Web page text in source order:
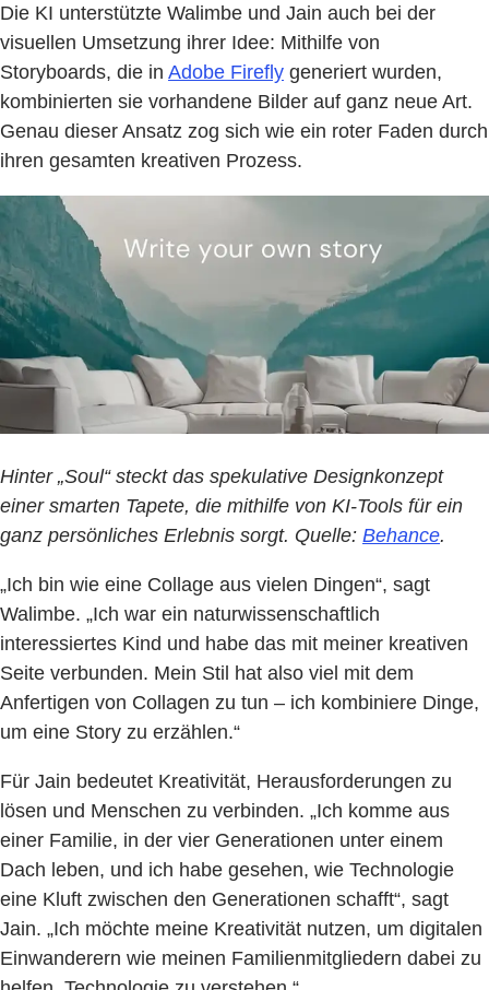
Die KI unterstützte Walimbe und Jain auch bei der
visuellen Umsetzung ihrer Idee: Mithilfe von
Storyboards, die in Adobe Firefly generiert wurden,
kombinierten sie vorhandene Bilder auf ganz neue Art.
Genau dieser Ansatz zog sich wie ein roter Faden durch
ihren gesamten kreativen Prozess.
Hinter „Soul“ steckt das spekulative Designkonzept
einer smarten Tapete, die mithilfe von KI-Tools für ein
ganz persönliches Erlebnis sorgt. Quelle: Behance.
„Ich bin wie eine Collage aus vielen Dingen“, sagt
Walimbe. „Ich war ein naturwissenschaftlich
interessiertes Kind und habe das mit meiner kreativen
Seite verbunden. Mein Stil hat also viel mit dem
Anfertigen von Collagen zu tun – ich kombiniere Dinge,
um eine Story zu erzählen.“
Für Jain bedeutet Kreativität, Herausforderungen zu
lösen und Menschen zu verbinden. „Ich komme aus
einer Familie, in der vier Generationen unter einem
Dach leben, und ich habe gesehen, wie Technologie
eine Kluft zwischen den Generationen schafft“, sagt
Jain. „Ich möchte meine Kreativität nutzen, um digitalen
Einwanderern wie meinen Familienmitgliedern dabei zu